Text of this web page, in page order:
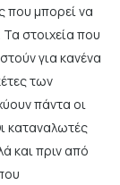
που μπορεί να
στοιχεία που
για κανένα
των
πάντα οι
καταναλωτές
και πριν από